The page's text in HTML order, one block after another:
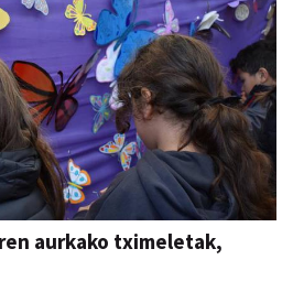
aurkako tximeletak,